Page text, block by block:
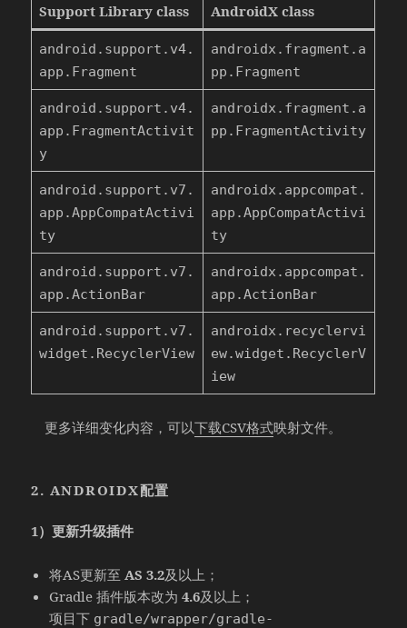
Support Library class AndroidX class
android.support.v4.
app.Fragment
androidx.fragment.a
pp.Fragment
android.support.v4.
app.FragmentActivit
y
androidx.fragment.a
pp.FragmentActivity
android.support.v7.
app.AppCompatActivi
ty
androidx.appcompat.
app.AppCompatActivi
ty
android.support.v7.
app.ActionBar
androidx.appcompat.
app.ActionBar
android.support.v7.
widget.RecyclerView
androidx.recyclervi
ew.widget.RecyclerV
iew
更多详细变化内容，可以下载CSV格式映射文件。
2. ANDROIDX配置
1）更新升级插件
将AS更新至 AS 3.2及以上；
Gradle 插件版本改为4.6及以上；
项目下 gradle/wrapper/gradle-